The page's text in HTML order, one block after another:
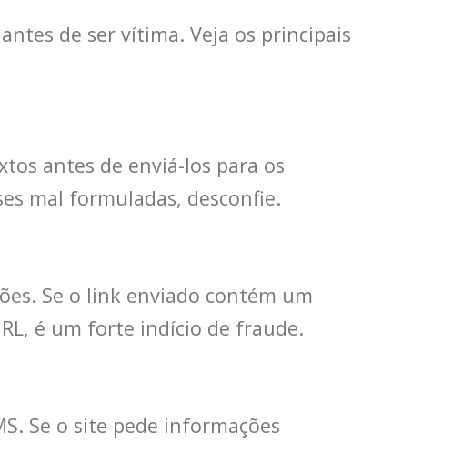
de ser vítima. Veja os principais
antes de enviá-los para os
mal formuladas, desconfie.
Se o link enviado contém um
é um forte indício de fraude.
Se o site pede informações